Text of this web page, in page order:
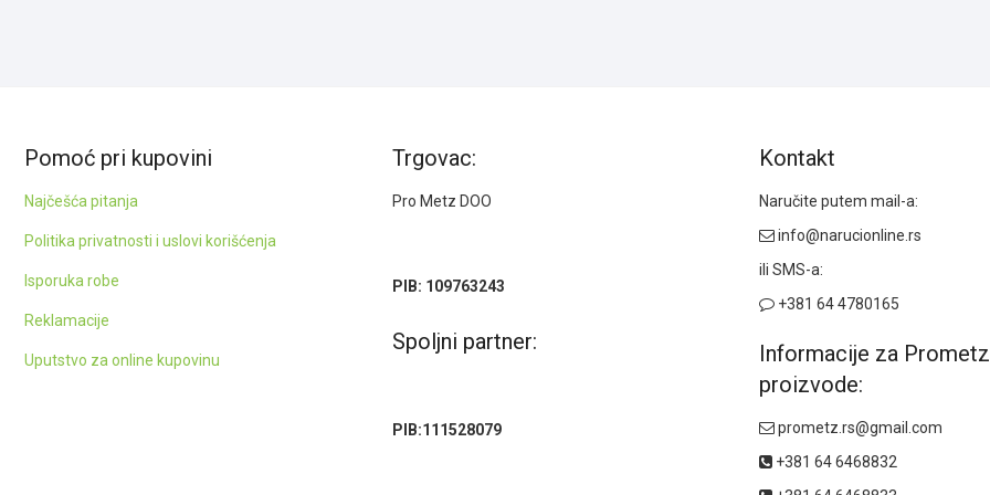
Pomoć pri kupovini
Najčešća pitanja
Politika privatnosti i uslovi korišćenja
Isporuka robe
Reklamacije
Uputstvo za online kupovinu
Trgovac:
Pro Metz DOO
PIB: 109763243
Spoljni partner:
PIB:111528079
Kontakt
Naručite putem mail-a:
info@narucionline.rs
ili SMS-a:
+381 64 4780165
Informacije za Prometz
proizvode:
prometz.rs@gmail.com
+381 64 6468832